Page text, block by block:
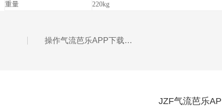
重量
220kg
操作气流芭乐APP下载无限免费需要掌握的知识点
JZF气流芭乐